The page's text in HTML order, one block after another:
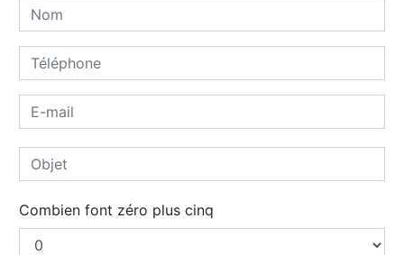
Combien font zéro plus cinq